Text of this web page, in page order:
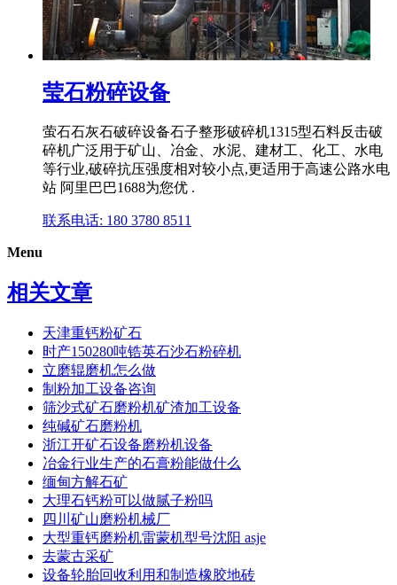
莹石粉碎设备
萤石石灰石破碎设备石子整形破碎机1315型石料反击破
碎机广泛用于矿山、冶金、水泥、建材工、化工、水电
等行业,破碎抗压强度相对较小点,更适用于高速公路水电
站 阿里巴巴1688为您优 .
联系电话: 180 3780 8511
Menu
相关文章
天津重钙粉矿石
时产150280吨锆英石沙石粉碎机
立磨辊磨机怎么做
制粉加工设备咨询
筛沙式矿石磨粉机矿渣加工设备
纯碱矿石磨粉机
浙江开矿石设备磨粉机设备
冶金行业生产的石膏粉能做什么
缅甸方解石矿
大理石钙粉可以做腻子粉吗
四川矿山磨粉机械厂
大型重钙磨粉机雷蒙机型号沈阳 asje
去蒙古采矿
设备轮胎回收利用和制造橡胶地砖